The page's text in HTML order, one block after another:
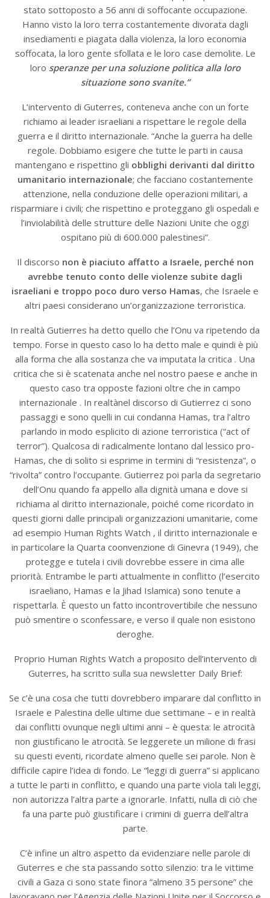
stato sottoposto a 56 anni di soffocante occupazione.
Hanno visto la loro terra costantemente divorata dagli
insediamenti e piagata dalla violenza, la loro economia
soffocata, la loro gente sfollata e le loro case demolite. Le
loro speranze per una soluzione politica alla loro
situazione sono svanite.”
L’intervento di Guterres, conteneva anche con un forte
richiamo ai leader israeliani a rispettare le regole della
guerra e il diritto internazionale. “Anche la guerra ha delle
regole. Dobbiamo esigere che tutte le parti in causa
mantengano e rispettino gli obblighi derivanti dal diritto
umanitario internazionale; che facciano costantemente
attenzione, nella conduzione delle operazioni militari, a
risparmiare i civili; che rispettino e proteggano gli ospedali e
l’inviolabilità delle strutture delle Nazioni Unite che oggi
ospitano più di 600.000 palestinesi”.
Il discorso non è piaciuto affatto a Israele, perché non
avrebbe tenuto conto delle violenze subite dagli
israeliani e troppo poco duro verso Hamas, che Israele e
altri paesi considerano un’organizzazione terroristica.
In realtà Gutierres ha detto quello che l’Onu va ripetendo da
tempo. Forse in questo caso lo ha detto male e quindi è più
alla forma che alla sostanza che va imputata la critica . Una
critica che si è scatenata anche nel nostro paese e anche in
questo caso tra opposte fazioni oltre che in campo
internazionale . In realtànel discorso di Gutierrez ci sono
passaggi e sono quelli in cui condanna Hamas, tra l’altro
parlando in modo esplicito di azione terroristica (“act of
terror”). Qualcosa di radicalmente lontano dal lessico pro-
Hamas, che di solito si esprime in termini di “resistenza”, o
“rivolta” contro l’occupante. Gutierrez poi parla da segretario
dell’Onu quando fa appello alla dignità umana e dove si
richiama al diritto internazionale, poiché come ricordato in
questi giorni dalle principali organizzazioni umanitarie, come
ad esempio Human Rights Watch , il diritto internazionale e
in particolare la Quarta coonvenzione di Ginevra (1949), che
protegge e tutela i civili dovrebbe essere in cima alle
priorità. Entrambe le parti attualmente in conflitto (l’esercito
israeliano, Hamas e la Jihad Islamica) sono tenute a
rispettarla. È questo un fatto incontrovertibile che nessuno
può smentire o sconfessare, e verso il quale non esistono
deroghe.
Proprio Human Rights Watch a proposito dell’intervento di
Guterres, ha scritto sulla sua newsletter Daily Brief:
Se c’è una cosa che tutti dovrebbero imparare dal conflitto in
Israele e Palestina delle ultime due settimane – e in realtà
dai conflitti ovunque negli ultimi anni – è questa: le atrocità
non giustificano le atrocità. Se leggerete un milione di frasi
su questi eventi, ricordate almeno quelle sei parole. Non è
difficile capire l’idea di fondo. Le “leggi di guerra” si applicano
a tutte le parti in conflitto, e quando una parte viola tali leggi,
non autorizza l’altra parte a ignorarle. Infatti, nulla di ciò che
fa una parte può giustificare i crimini di guerra dell’altra
parte.
C’è infine un altro aspetto da evidenziare nelle parole di
Guterres e che sta passando sotto silenzio: tra le vittime
civili a Gaza ci sono state finora “almeno 35 persone” che